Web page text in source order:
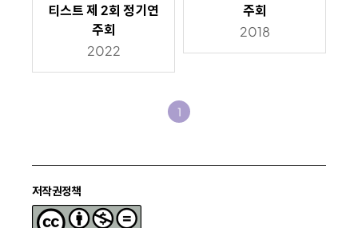
티스트 제 2회 정기연
주회
2022
주회
2018
1
저작권정책